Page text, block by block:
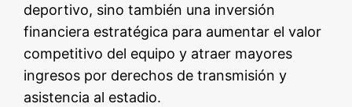
deportivo, sino también una inversión
financiera estratégica para aumentar el valor
competitivo del equipo y atraer mayores
ingresos por derechos de transmisión y
asistencia al estadio.